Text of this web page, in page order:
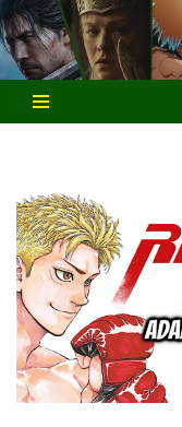
Aller
au
contenu